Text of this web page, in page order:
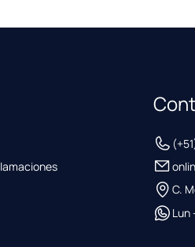
C.
Lun